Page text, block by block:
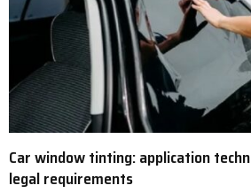
Car window tinting: application
legal requirements